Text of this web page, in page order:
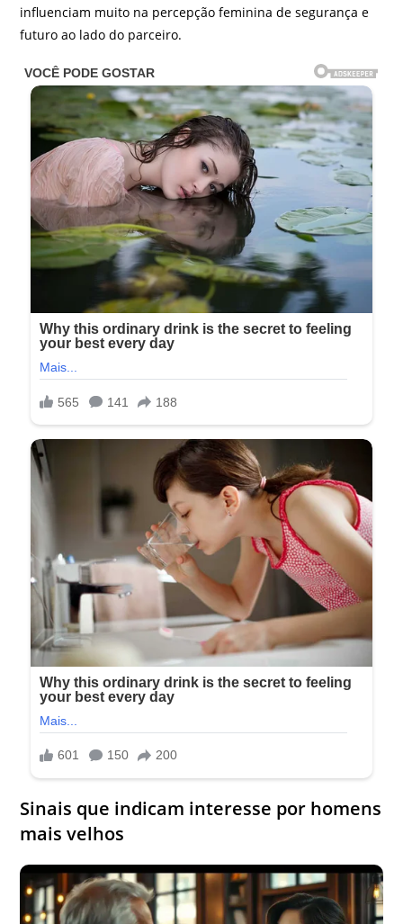
influenciam muito na percepção feminina de segurança e
futuro ao lado do parceiro.
Sinais que indicam interesse por homens
mais velhos